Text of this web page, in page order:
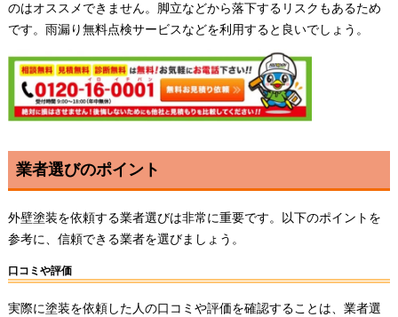
のはオススメできません。脚立などから落下するリスクもあるため
です。雨漏り無料点検サービスなどを利用すると良いでしょう。
業者選びのポイント
外壁塗装を依頼する業者選びは非常に重要です。以下のポイントを
参考に、信頼できる業者を選びましょう。
口コミや評価
実際に塗装を依頼した人の口コミや評価を確認することは、業者選